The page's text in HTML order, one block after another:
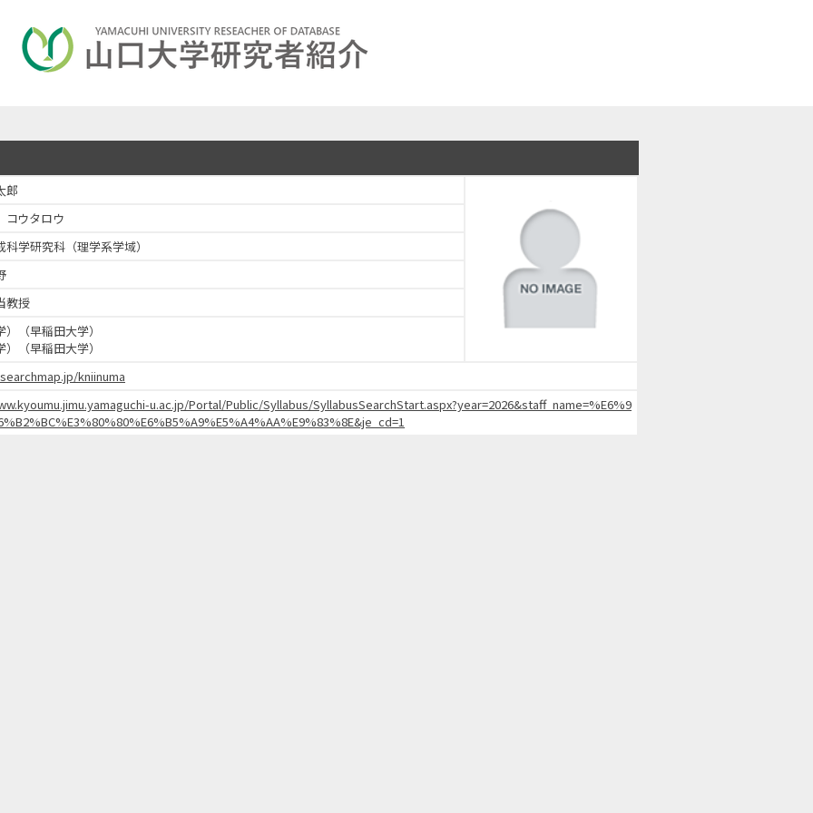
郎
ウタロウ
学研究科（理学系学域）
教授
（早稲田大学）
（早稲田大学）
kniinuma
u.ac.jp/Portal/Public/Syllabus/SyllabusSearchStart.aspx?year=2026&staff_name=%E6%9